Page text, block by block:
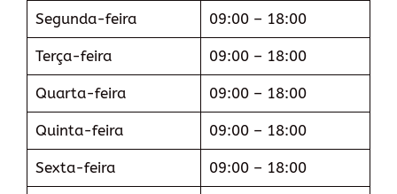
Segunda-feira 09:00 – 18:00
Terça-feira 09:00 – 18:00
Quarta-feira 09:00 – 18:00
Quinta-feira 09:00 – 18:00
Sexta-feira 09:00 – 18:00